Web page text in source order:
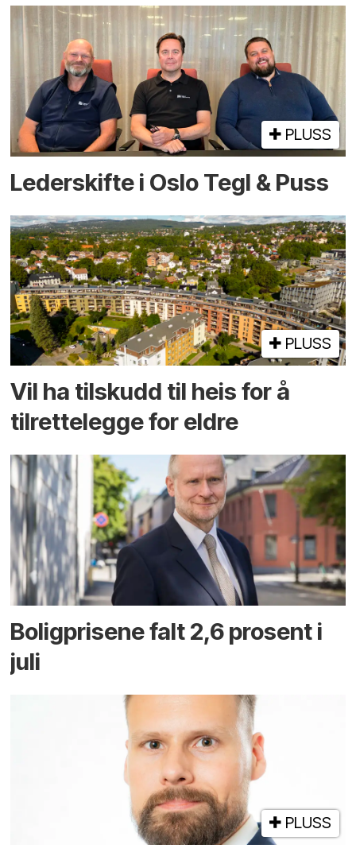
PLUSS
Lederskifte i Oslo Tegl & Puss
PLUSS
Vil ha tilskudd til heis for å
tilrettelegge for eldre
Boligprisene falt 2,6 prosent i
juli
PLUSS